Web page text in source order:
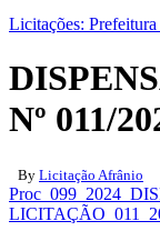
Licitações:
Nº 011/
By Licitação Afrânio